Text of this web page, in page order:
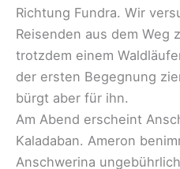
Richtung Fundra. Wir
Reisenden aus dem Weg
trotzdem einem
der ersten Begegnung
bürgt aber für ihn.
Am Abend erscheint
Kaladaban. Ameron
Anschwerina